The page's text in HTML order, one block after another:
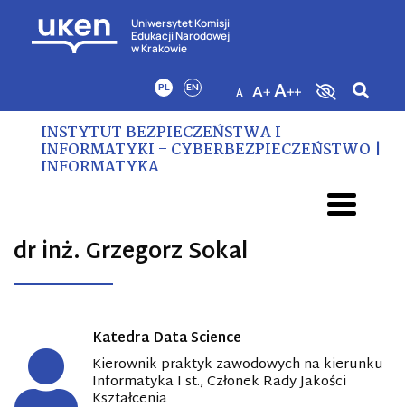
Uniwersytet Komisji
Edukacji Narodowej
w Krakowie
PL EN
INSTYTUT BEZPIECZEŃSTWA I
INFORMATYKI – CYBERBEZPIECZEŃSTWO |
INFORMATYKA
dr inż. Grzegorz Sokal
Katedra Data Science
Kierownik praktyk zawodowych na kierunku
Informatyka I st., Członek Rady Jakości
Kształcenia